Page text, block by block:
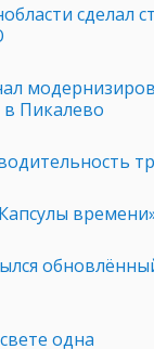
сделал
Пикалево
одна